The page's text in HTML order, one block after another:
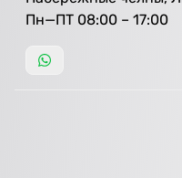
Пн—ПТ 08:00 – 17:00